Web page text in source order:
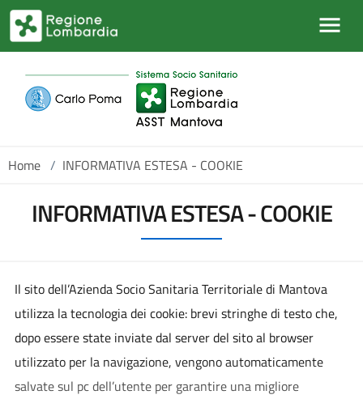
Salta al contenuto principale
Home / INFORMATIVA ESTESA - COOKIE
INFORMATIVA ESTESA - COOKIE
Il sito dell’Azienda Socio Sanitaria Territoriale di Mantova
utilizza la tecnologia dei cookie: brevi stringhe di testo che,
dopo essere state inviate dal server del sito al browser
utilizzato per la navigazione, vengono automaticamente
salvate sul pc dell’utente per garantire una migliore